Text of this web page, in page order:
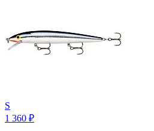
S
1 360 ₽